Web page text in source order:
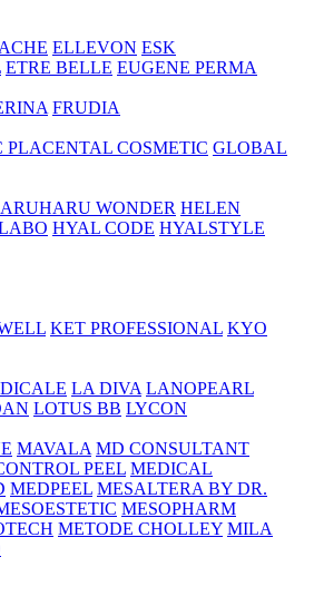
ELLEVON ESK
ETRE BELLE EUGENE PERMA
FRUDIA
PLACENTAL COSMETIC GLOBAL
WONDER HELEN
HYAL CODE HYALSTYLE
KET PROFESSIONAL KYO
LA DIVA LANOPEARL
LOTUS BB LYCON
MAVALA MD CONSULTANT
PEEL MEDICAL
MEDPEEL MESALTERA BY DR.
MESOPHARM
METODE CHOLLEY MILA